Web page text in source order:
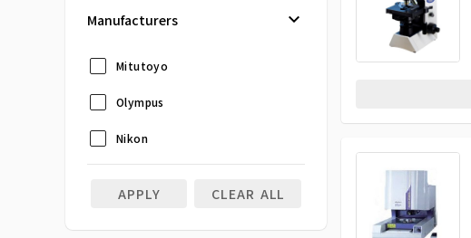
Manufacturers
Mitutoyo
Olympus
Nikon
APPLY CLEAR ALL